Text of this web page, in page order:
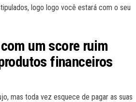
logo logo você estará com o seu
um score ruim
financeiros
mas toda vez esquece de pagar as suas